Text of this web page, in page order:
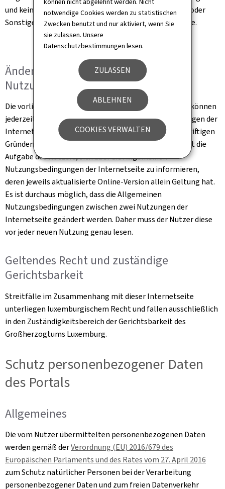
notwendige Cookies werden zu statistischen
Zwecken benutzt und nur aktiviert, wenn Sie
sie zulassen. Unsere
Datenschutzbestimmungen lesen.
ZULASSEN
ABLEHNEN
COOKIES VERWALTEN
und keinesfalls die Abtretung von Rechten, Eigentum oder
Sonstigem im Zusammenhang mit dieser Internetseite.
Änderung der Allgemeinen
Nutzungsbedingungen
Die vorliegenden Allgemeinen Nutzungsbedingungen können
jederzeit und ohne Ankündigung aufgrund von Änderungen der
Internetseite, der Gesetzgebung oder aus sonstigen triftigen
Gründen Änderungen oder Ergänzungen erfahren. Es ist die
Aufgabe des Nutzers, sich über die Allgemeinen
Nutzungsbedingungen der Internetseite zu informieren,
deren jeweils aktualisierte Online-Version allein Geltung hat.
Es ist durchaus möglich, dass die Allgemeinen
Nutzungsbedingungen zwischen zwei Nutzungen der
Internetseite geändert werden. Daher muss der Nutzer diese
vor jeder neuen Nutzung genau lesen.
Geltendes Recht und zuständige
Gerichtsbarkeit
Streitfälle im Zusammenhang mit dieser Internetseite
unterliegen luxemburgischem Recht und fallen ausschließlich
in den Zuständigkeitsbereich der Gerichtsbarkeit des
Großherzogtums Luxemburg.
Schutz personenbezogener Daten
des Portals
Allgemeines
Die vom Nutzer übermittelten personenbezogenen Daten
werden gemäß derVerordnung (EU) 2016/679 des
Europäischen Parlaments und des Rates vom 27. April 2016
zum Schutz natürlicher Personen bei der Verarbeitung
personenbezogener Daten und zum freien Datenverkehr